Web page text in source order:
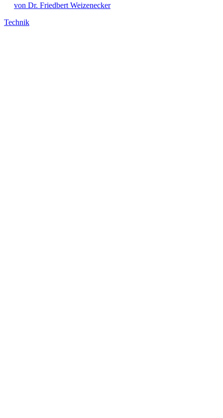
von Dr. Friedbert Weizenecker
Technik